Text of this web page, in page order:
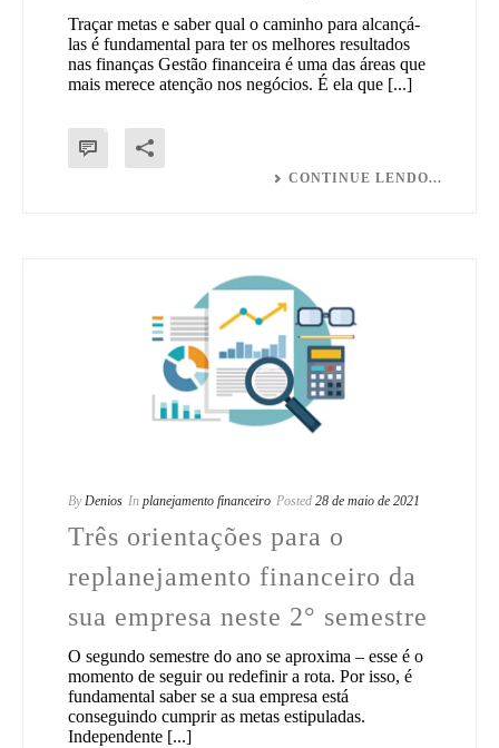
Traçar metas e saber qual o caminho para alcançá-
las é fundamental para ter os melhores resultados
nas finanças Gestão financeira é uma das áreas que
mais merece atenção nos negócios. É ela que [...]
0
CONTINUE LENDO...
By Denios In planejamento financeiro Posted 28 de maio de 2021
Três orientações para o
replanejamento financeiro da
sua empresa neste 2° semestre
O segundo semestre do ano se aproxima – esse é o
momento de seguir ou redefinir a rota. Por isso, é
fundamental saber se a sua empresa está
conseguindo cumprir as metas estipuladas.
Independente [...]